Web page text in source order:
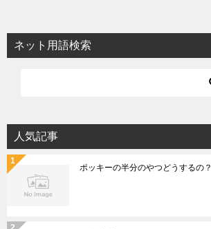
ネット用語検索
人気記事
ポッキーの半分のやつどうするの？